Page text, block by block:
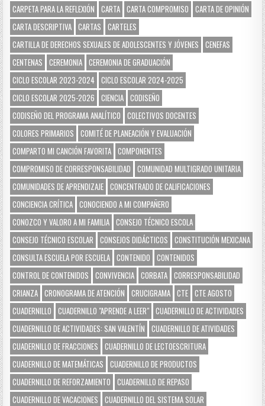
CARPETA PARA LA REFLEXIÓN
CARTA CARTA COMPROMISO
CARTA DE OPINIÓN
CARTA DESCRIPTIVA CARTAS
CARTELES
CARTILLA DE DERECHOS SEXUALES DE ADOLESCENTES Y JÓVENES
CENEFAS
CENTENAS
CEREMONIA CEREMONIA DE GRADUACIÓN
CICLO ESCOLAR 2023-2024
CICLO ESCOLAR 2024-2025
CICLO ESCOLAR 2025-2026
CIENCIA CODISEÑO
CODISEÑO DEL PROGRAMA ANALÍTICO
COLECTIVOS DOCENTES
COLORES PRIMARIOS
COMITÉ DE PLANEACIÓN Y EVALUACIÓN
COMPARTO MI CANCIÓN FAVORITA COMPONENTES
COMPROMISO DE CORRESPONSABILIDAD
COMUNIDAD MULTIGRADO UNITARIA
COMUNIDADES DE APRENDIZAJE CONCENTRADO DE CALIFICACIONES
CONCIENCIA CRÍTICA CONOCIENDO A MI COMPAÑERO
CONOZCO Y VALORO A MI FAMILIA CONSEJO TÉCNICO ESCOLA
CONSEJO TÉCNICO ESCOLAR
CONSEJOS DIDÁCTICOS
CONSTITUCIÓN MEXICANA
CONSULTA ESCUELA POR ESCUELA CONTENIDO
CONTENIDOS
CONTROL DE CONTENIDOS
CONVIVENCIA CORBATA CORRESPONSABILIDAD
CRIANZA CRONOGRAMA DE ATENCIÓN CRUCIGRAMA CTE CTE AGOSTO
CUADERNILLO
CUADERNILLO "APRENDE A LEER" CUADERNILLO DE ACTIVIDADES
CUADERNILLO DE ACTIVIDADES: SAN VALENTÍN
CUADERNILLO DE ATIVIDADES
CUADERNILLO DE FRACCIONES
CUADERNILLO DE LECTOESCRITURA
CUADERNILLO DE MATEMÁTICAS
CUADERNILLO DE PRODUCTOS
CUADERNILLO DE REFORZAMIENTO
CUADERNILLO DE REPASO
CUADERNILLO DE VACACIONES
CUADERNILLO DEL SISTEMA SOLAR